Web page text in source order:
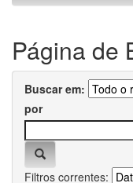
Página de
Buscar em:
por
Filtros correntes: